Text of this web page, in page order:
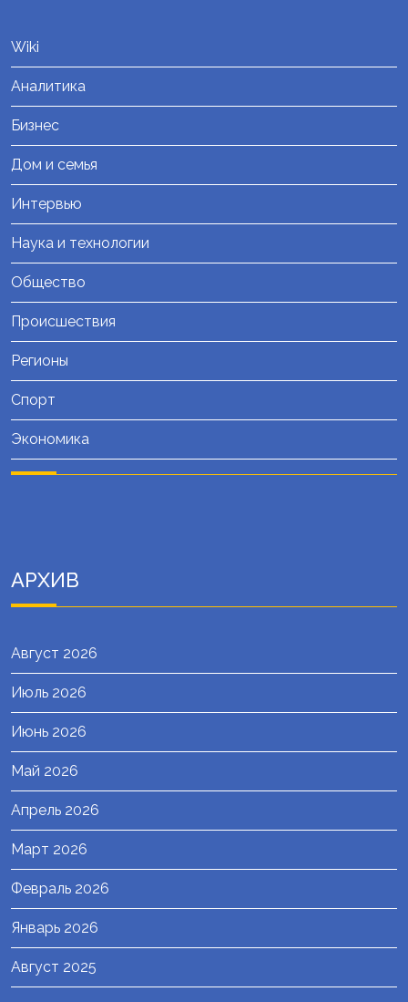
Wiki
Аналитика
Бизнес
Дом и семья
Интервью
Наука и технологии
Общество
Происшествия
Регионы
Спорт
Экономика
АРХИВ
Август 2026
Июль 2026
Июнь 2026
Май 2026
Апрель 2026
Март 2026
Февраль 2026
Январь 2026
Август 2025